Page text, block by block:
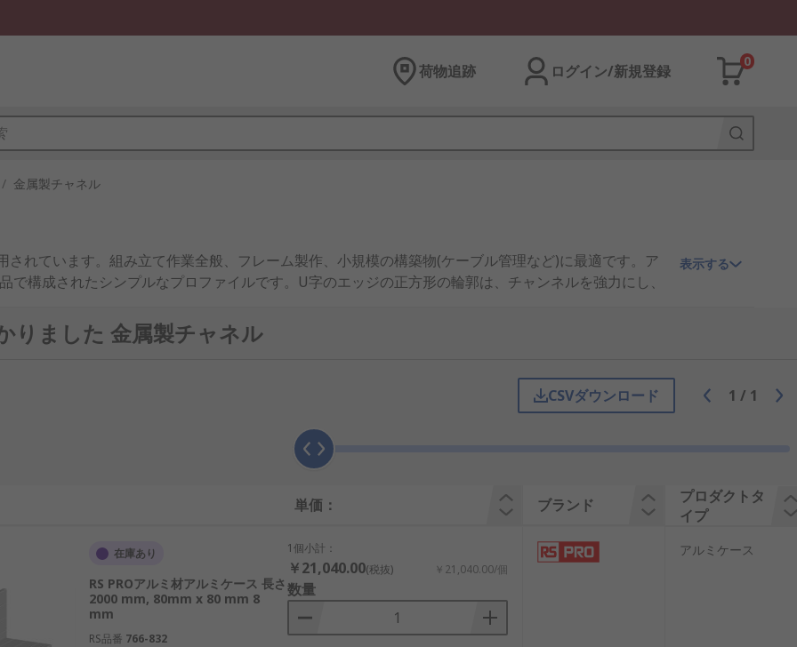
荷物追跡 ログイン/新規登録
0
/ 金属製チャネル
れています。組み立て作業全般、フレーム製作、小規模の構築物(ケーブル管理など)に最適です。ア
構成されたシンプルなプロファイルです。U字のエッジの正方形の輪郭は、チャンネルを強力にし、
に高さと幅が同じで厚みが異なります。アルミ製の箱のセクションと同様に寸法は同一ですが、露
表示する
りました 金属製チャネル
CSVダウンロード 1 / 1
単価： ブランド
プロダクトタ
イプ
在庫あり
RS PROアルミ材アルミケース 長さ
2000 mm, 80mm x 80 mm 8
mm
RS品番 766-832
1個小計：
￥21,040.00(税抜) ￥21,040.00/個
数量
アルミケース